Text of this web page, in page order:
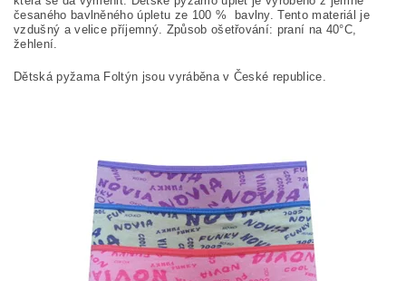
česaného bavlněného úpletu ze 100 %
bavlny. Tento materiál je
vzdušný a velice příjemný. Způsob ošetřování: praní na 40°C,
žehlení.
Dětská pyžama Foltýn jsou vyráběna v České republice.